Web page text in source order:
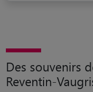
Des souvenirs
Reventin-